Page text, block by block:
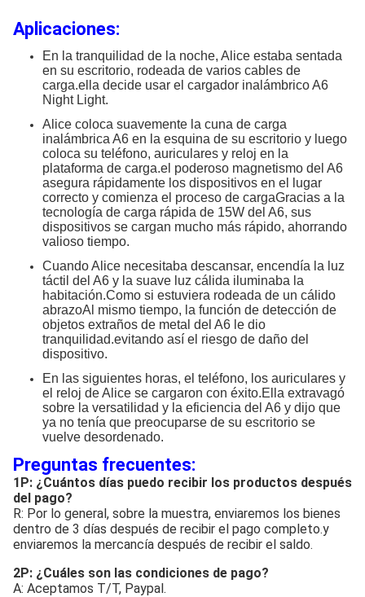
Aplicaciones:
En la tranquilidad de la noche, Alice estaba sentada
en su escritorio, rodeada de varios cables de
carga.ella decide usar el cargador inalámbrico A6
Night Light.
Alice coloca suavemente la cuna de carga
inalámbrica A6 en la esquina de su escritorio y luego
coloca su teléfono, auriculares y reloj en la
plataforma de carga.el poderoso magnetismo del A6
asegura rápidamente los dispositivos en el lugar
correcto y comienza el proceso de cargaGracias a la
tecnología de carga rápida de 15W del A6, sus
dispositivos se cargan mucho más rápido, ahorrando
valioso tiempo.
Cuando Alice necesitaba descansar, encendía la luz
táctil del A6 y la suave luz cálida iluminaba la
habitación.Como si estuviera rodeada de un cálido
abrazoAl mismo tiempo, la función de detección de
objetos extraños de metal del A6 le dio
tranquilidad.evitando así el riesgo de daño del
dispositivo.
En las siguientes horas, el teléfono, los auriculares y
el reloj de Alice se cargaron con éxito.Ella extravagó
sobre la versatilidad y la eficiencia del A6 y dijo que
ya no tenía que preocuparse de su escritorio se
vuelve desordenado.
Preguntas frecuentes:
1P: ¿Cuántos días puedo recibir los productos después
del pago?
R: Por lo general, sobre la muestra, enviaremos los bienes
dentro de 3 días después de recibir el pago completo.y
enviaremos la mercancía después de recibir el saldo.
2P: ¿Cuáles son las condiciones de pago?
A: Aceptamos T/T, Paypal.